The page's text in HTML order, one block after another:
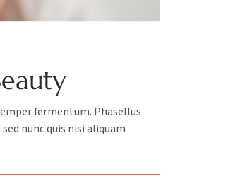
fermentum. Phasellus
nunc quis nisi aliquam